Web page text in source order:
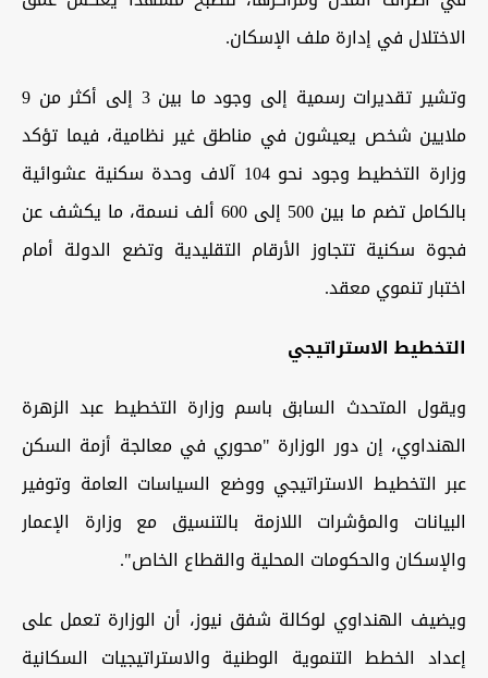
الاختلال في إدارة ملف الإسكان.
وتشير تقديرات رسمية إلى وجود ما بين 3 إلى أكثر من 9
ملايين شخص يعيشون في مناطق غير نظامية، فيما تؤكد
وزارة التخطيط وجود نحو 104 آلاف وحدة سكنية عشوائية
بالكامل تضم ما بين 500 إلى 600 ألف نسمة، ما يكشف عن
فجوة سكنية تتجاوز الأرقام التقليدية وتضع الدولة أمام
اختبار تنموي معقد.
التخطيط الاستراتيجي
ويقول المتحدث السابق باسم وزارة التخطيط عبد الزهرة
الهنداوي، إن دور الوزارة "محوري في معالجة أزمة السكن
عبر التخطيط الاستراتيجي ووضع السياسات العامة وتوفير
البيانات والمؤشرات اللازمة بالتنسيق مع وزارة الإعمار
والإسكان والحكومات المحلية والقطاع الخاص".
ويضيف الهنداوي لوكالة شفق نيوز، أن الوزارة تعمل على
إعداد الخطط التنموية الوطنية والاستراتيجيات السكانية